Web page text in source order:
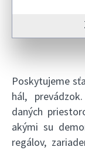
Poskytujeme
hál,
daných
akými su
regálov,